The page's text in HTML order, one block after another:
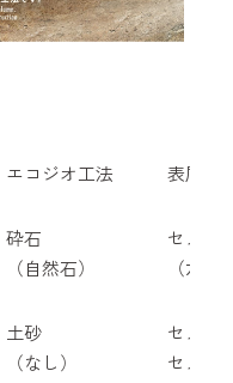
エコジオ工法 表層改
砕石
（自然石）
セメン
（六
土砂
（なし）
セメン
セメン